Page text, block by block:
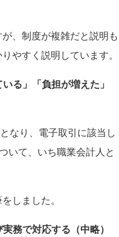
、制度が複雑だと説明も
やすく説明しています。
る」「負担が増えた」
なり、電子取引に該当し
いて、いち職業会計人と
しました。
務で対応する（中略）